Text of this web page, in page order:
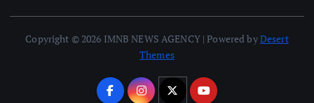
Copyright © 2026 IMNB NEWS AGENCY | Powered byDesert
Themes